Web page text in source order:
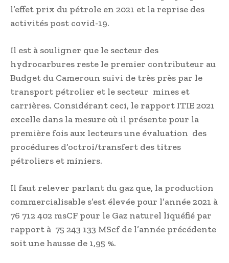
l’effet prix du pétrole en 2021 et la reprise des
activités post covid-19.
Il est à souligner que le secteur des
hydrocarbures reste le premier contributeur au
Budget du Cameroun suivi de très près par le
transport pétrolier et le secteur mines et
carrières. Considérant ceci, le rapport ITIE 2021
excelle dans la mesure où il présente pour la
première fois aux lecteurs une évaluation des
procédures d’octroi/transfert des titres
pétroliers et miniers.
Il faut relever parlant du gaz que, la production
commercialisable s’est élevée pour l’année 2021 à
76 712 402 msCF pour le Gaz naturel liquéfié par
rapport à 75 243 133 MScf de l’année précédente
soit une hausse de 1,95 %.